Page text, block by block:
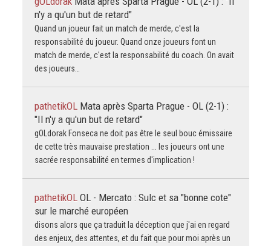
n'y a qu'un but de retard"
Quand un joueur fait un match de merde, c'est la
responsabilité du joueur. Quand onze joueurs font un
match de merde, c'est la responsabilité du coach. On avait
des joueurs…
pathetikOL Mata après Sparta Prague - OL (2-1) :
"Il n'y a qu'un but de retard"
gOLdorak Fonseca ne doit pas être le seul bouc émissaire
de cette très mauvaise prestation ... les joueurs ont une
sacrée responsabilité en termes d'implication !
pathetikOL OL - Mercato : Sulc et sa "bonne cote"
sur le marché européen
disons alors que ça traduit la déception que j'ai en regard
des enjeux, des attentes, et du fait que pour moi après un